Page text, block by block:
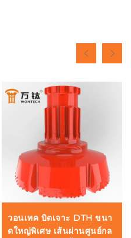
วอนเทค บิตเจาะ DTH ขนา
ดใหญ่พิเศษ เส้นผ่านศูนย์กล